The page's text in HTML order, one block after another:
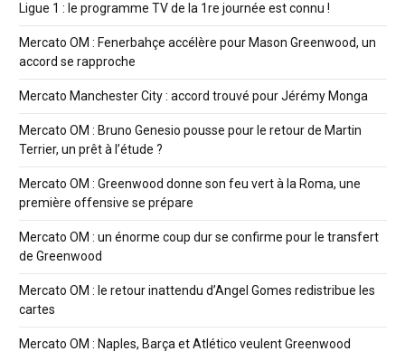
Ligue 1 : le programme TV de la 1re journée est connu !
Mercato OM : Fenerbahçe accélère pour Mason Greenwood, un
accord se rapproche
Mercato Manchester City : accord trouvé pour Jérémy Monga
Mercato OM : Bruno Genesio pousse pour le retour de Martin
Terrier, un prêt à l’étude ?
Mercato OM : Greenwood donne son feu vert à la Roma, une
première offensive se prépare
Mercato OM : un énorme coup dur se confirme pour le transfert
de Greenwood
Mercato OM : le retour inattendu d’Angel Gomes redistribue les
cartes
Mercato OM : Naples, Barça et Atlético veulent Greenwood